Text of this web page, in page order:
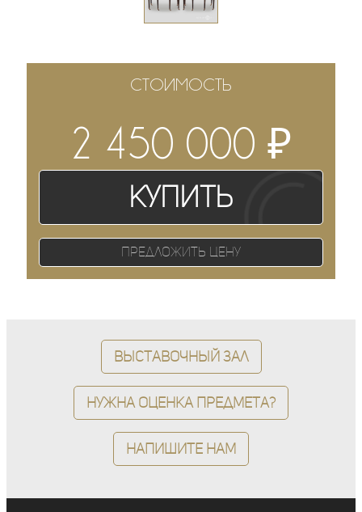
СТОИМОСТЬ
2 450 000₽
Купить
Предложить цену
Выставочный зал
Нужна оценка предмета?
Напишите нам